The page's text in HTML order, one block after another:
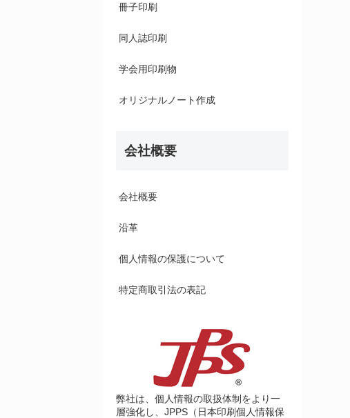
冊子印刷
同人誌印刷
学会用印刷物
オリジナルノート作成
会社概要
会社概要
沿革
個人情報の保護について
特定商取引法の表記
弊社は、個人情報の取扱体制をより一
層強化し、JPPS（日本印刷個人情報保